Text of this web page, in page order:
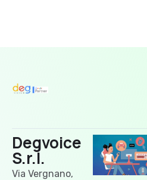
Degvoice
S.r.l.
Via Vergnano,